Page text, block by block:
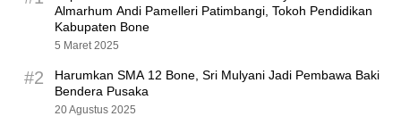
Almarhum Andi Pamelleri Patimbangi, Tokoh Pendidikan
Kabupaten Bone
5 Maret 2025
#2
Harumkan SMA 12 Bone, Sri Mulyani Jadi Pembawa Baki
Bendera Pusaka
20 Agustus 2025